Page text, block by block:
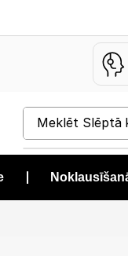
Meklēt Slēptā